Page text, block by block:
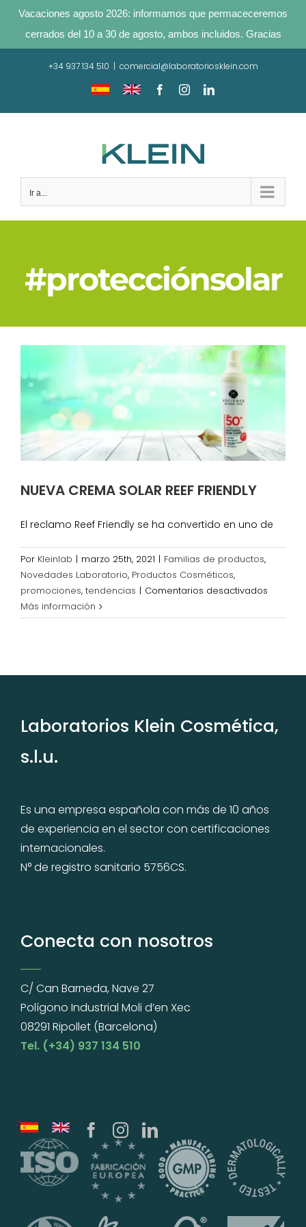
Vacaciones agosto 2026: informamos que permaceceremos
cerrados del 10 a 30 de agosto, ambos incluidos. Gracias
+34 937 134 510 | comercial@laboratoriosklein.com
TraducirTranslate
FacebookInstagramLinkedIn
Ir a...
#protecciónsolar
NUEVA CREMA SOLAR REEF FRIENDLY
El reclamo Reef Friendly se ha convertido en uno de
Por Kleinlab | marzo 25th, 2021 | Familias de productos,
Novedades Laboratorio, Productos Cosméticos,
promociones, tendencias | Comentarios desactivados
CREMA
Más información
Laboratorios Klein Cosmética,
s.l.u.
Es una empresa española con más de 10 años
de experiencia en el sector con certificaciones
internacionales.
N° de registro sanitario 5756CS.
Conecta con nosotros
C/ Can Barneda, Nave 27
Polígono Industrial Moli d’en Xec
08291 Ripollet (Barcelona)
Tel. (+34) 937 134 510